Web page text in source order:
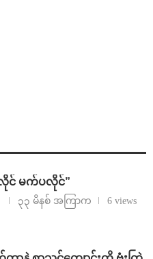
င် မက်ပလိုင်”
၃၃ မိနစ် အကြာက 6 views